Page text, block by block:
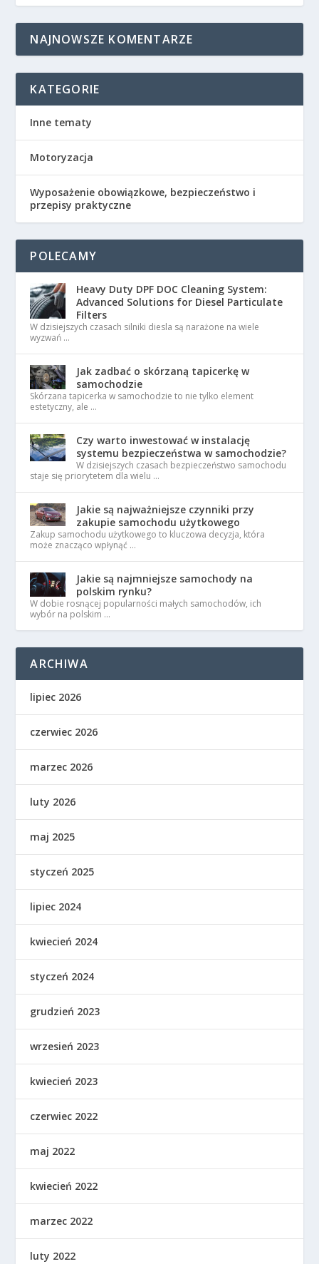
NAJNOWSZE KOMENTARZE
KATEGORIE
Inne tematy
Motoryzacja
Wyposażenie obowiązkowe, bezpieczeństwo i
przepisy praktyczne
POLECAMY
Heavy Duty DPF DOC Cleaning System:
Advanced Solutions for Diesel Particulate
Filters
W dzisiejszych czasach silniki diesla są narażone na wiele
wyzwań …
Jak zadbać o skórzaną tapicerkę w
samochodzie
Skórzana tapicerka w samochodzie to nie tylko element
estetyczny, ale …
Czy warto inwestować w instalację
systemu bezpieczeństwa w samochodzie?
W dzisiejszych czasach bezpieczeństwo samochodu
staje się priorytetem dla wielu …
Jakie są najważniejsze czynniki przy
zakupie samochodu użytkowego
Zakup samochodu użytkowego to kluczowa decyzja, która
może znacząco wpłynąć …
Jakie są najmniejsze samochody na
polskim rynku?
W dobie rosnącej popularności małych samochodów, ich
wybór na polskim …
ARCHIWA
lipiec 2026
czerwiec 2026
marzec 2026
luty 2026
maj 2025
styczeń 2025
lipiec 2024
kwiecień 2024
styczeń 2024
grudzień 2023
wrzesień 2023
kwiecień 2023
czerwiec 2022
maj 2022
kwiecień 2022
marzec 2022
luty 2022